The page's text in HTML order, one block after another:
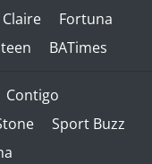
Fortuna
BATimes
Contigo
Sport Buzz